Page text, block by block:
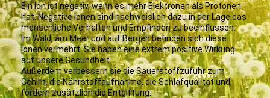
Ein Ion ist negativ, wenn es mehr Elektronen als Protonen
hat. Negative Ionen sind nachweislich dazu in der Lage das
menschliche Verhalten und Empfinden zu beeinflussen.
Im Wald, am Meer und auf Bergen befinden sich diese
Ionen vermehrt. Sie haben eine extrem positive Wirkung
auf unsere Gesundheit.
Außerdem verbessern sie die Sauerstoffzufuhr zum
Gehirn, die Nährstoffaufnahme, die Schlafqualität und
fördern zusätzlich die Entgiftung.